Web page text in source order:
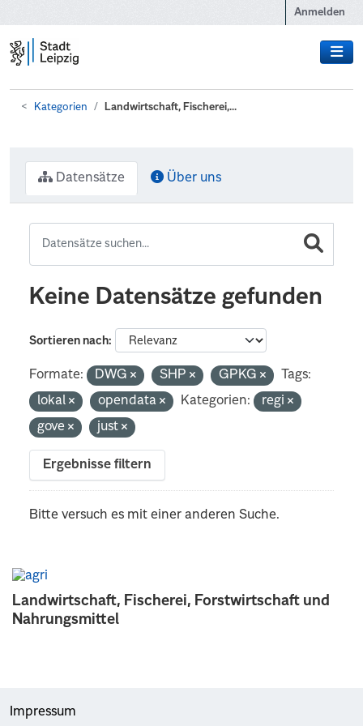
Anmelden
Kategorien Landwirtschaft, Fischerei,...
Landwirtschaft, Fischerei, Forstwirtschaft und
Nahrungsmittel
Datensätze Über uns
Keine Datensätze gefunden
Sortieren nach
Formate: DWG SHP GPKG
Tags:
lokal
opendata Kategorien:
regi
gove
just
Ergebnisse filtern
Bitte versuch es mit einer anderen Suche.
Impressum